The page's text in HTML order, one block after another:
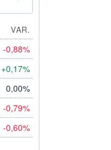
VAR.
-0,88%
+0,17%
0,00%
-0,79%
-0,60%